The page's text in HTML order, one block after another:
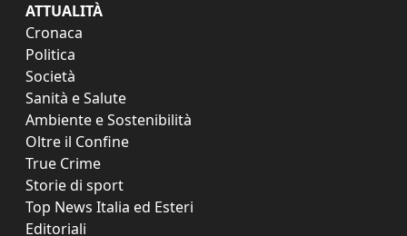
ATTUALITÀ
Cronaca
Politica
Società
Sanità e Salute
Ambiente e Sostenibilità
Oltre il Confine
True Crime
Storie di sport
Top News Italia ed Esteri
Editoriali